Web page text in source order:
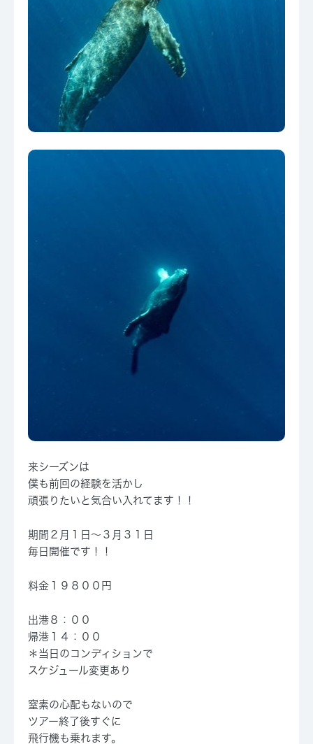
来シーズンは
僕も前回の経験を活かし
頑張りたいと気合い入れてます！！
期間２月１日～３月３１日
毎日開催です！！
料金１９８００円
出港８：００
帰港１４：００
＊当日のコンディションで
スケジュール変更あり
窒素の心配もないので
ツアー終了後すぐに
飛行機も乗れます。